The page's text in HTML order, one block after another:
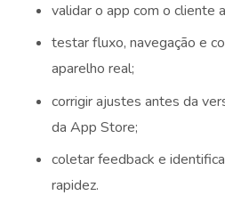
validar o app com o cliente
testar fluxo, navegação e
aparelho real;
corrigir ajustes antes da
da App Store;
coletar feedback e
rapidez.